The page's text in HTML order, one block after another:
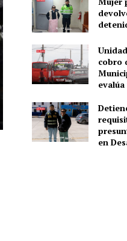
cobro
en